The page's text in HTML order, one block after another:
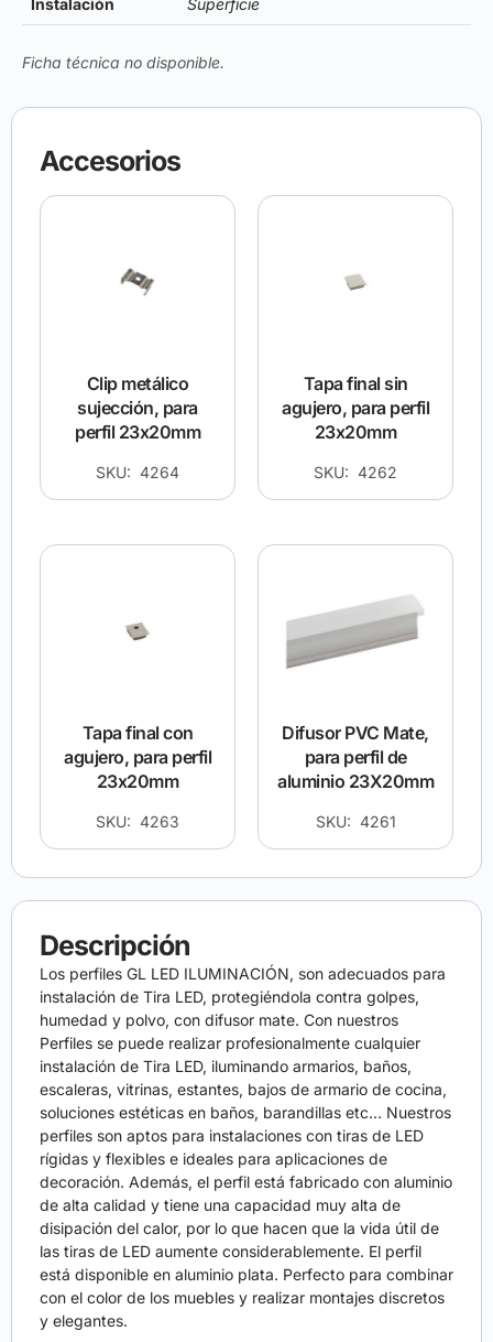
Instalación Superficie
Ficha técnica no disponible.
Accesorios
Clip metálico
sujección, para
perfil 23x20mm
SKU: 4264
Tapa final sin
agujero, para perfil
23x20mm
SKU: 4262
Tapa final con
agujero, para perfil
23x20mm
SKU: 4263
Difusor PVC Mate,
para perfil de
aluminio 23X20mm
SKU: 4261
Descripción
Los perfiles GL LED ILUMINACIÓN, son adecuados para
instalación de Tira LED, protegiéndola contra golpes,
humedad y polvo, con difusor mate. Con nuestros
Perfiles se puede realizar profesionalmente cualquier
instalación de Tira LED, iluminando armarios, baños,
escaleras, vitrinas, estantes, bajos de armario de cocina,
soluciones estéticas en baños, barandillas etc… Nuestros
perfiles son aptos para instalaciones con tiras de LED
rígidas y flexibles e ideales para aplicaciones de
decoración. Además, el perfil está fabricado con aluminio
de alta calidad y tiene una capacidad muy alta de
disipación del calor, por lo que hacen que la vida útil de
las tiras de LED aumente considerablemente. El perfil
está disponible en aluminio plata. Perfecto para combinar
con el color de los muebles y realizar montajes discretos
y elegantes.